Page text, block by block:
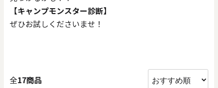
【キャンプモンスター診断】
ぜひお試しくださいませ！
全17商品